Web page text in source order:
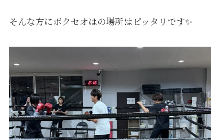
そんな方にボクセオはの場所はピッタリです✨